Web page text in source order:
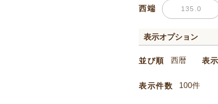
西端
表示オプション
並び順 表
表示件数